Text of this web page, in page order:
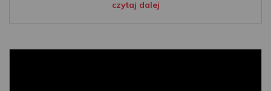
czytaj dalej